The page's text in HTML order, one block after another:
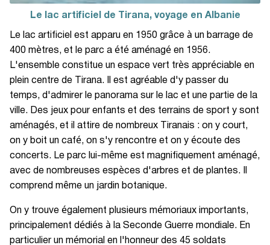
Le lac artificiel de Tirana, voyage en Albanie
Le lac artificiel est apparu en 1950 grâce à un barrage de
400 mètres, et le parc a été aménagé en 1956.
L'ensemble constitue un espace vert très appréciable en
plein centre de Tirana. Il est agréable d'y passer du
temps, d'admirer le panorama sur le lac et une partie de la
ville. Des jeux pour enfants et des terrains de sport y sont
aménagés, et il attire de nombreux Tiranais : on y court,
on y boit un café, on s'y rencontre et on y écoute des
concerts. Le parc lui-même est magnifiquement aménagé,
avec de nombreuses espèces d'arbres et de plantes. Il
comprend même un jardin botanique.
On y trouve également plusieurs mémoriaux importants,
principalement dédiés à la Seconde Guerre mondiale. En
particulier un mémorial en l'honneur des 45 soldats